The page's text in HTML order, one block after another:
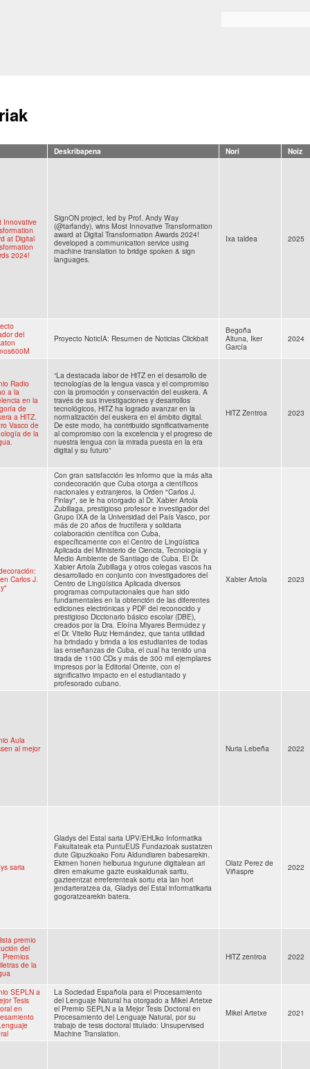
Deskribapena Nori Noiz
Innovative
at Digital
2024!
SignON project, led by Prof. Andy Way
(@tarfandy), wins Most Innovative Transformation
award at Digital Transformation Awards 2024!
developed a communication service using
machine translation to bridge spoken & sign
languages.
Ixa taldea 2025
del
Proyecto NoticIA: Resumen de Noticias Clickbait
Begoña
Altuna, Iker
García
2024
Radio
a la
en la
de
a HiTZ.
Vasco de
de la
“La destacada labor de HiTZ en el desarrollo de
tecnologías de la lengua vasca y el compromiso
con la promoción y conservación del euskera. A
través de sus investigaciones y desarrollos
tecnológicos, HiTZ ha logrado avanzar en la
normalización del euskera en el ámbito digital.
De este modo, ha contribuido significativamente
al compromiso con la excelencia y el progreso de
nuestra lengua con la mirada puesta en la era
digital y su futuro”
HiTZ Zentroa 2023
Carlos J.
Con gran satisfacción les informo que la más alta
condecoración que Cuba otorga a científicos
nacionales y extranjeros, la Orden "Carlos J.
Finlay", se le ha otorgado al Dr. Xabier Artola
Zubillaga, prestigioso profesor e investigador del
Grupo IXA de la Universidad del País Vasco, por
más de 20 años de fructífera y solidaria
colaboración científica con Cuba,
específicamente con el Centro de Lingüística
Aplicada del Ministerio de Ciencia, Tecnología y
Medio Ambiente de Santiago de Cuba. El Dr.
Xabier Artola Zubillaga y otros colegas vascos ha
desarrollado en conjunto con investigadores del
Centro de Lingüística Aplicada diversos
programas computacionales que han sido
fundamentales en la obtención de las diferentes
ediciones electrónicas y PDF del reconocido y
prestigioso Diccionario básico escolar (DBE),
creados por la Dra. Eloína Miyares Bermúdez y
el Dr. Vitelio Ruiz Hernández, que tanta utilidad
ha brindado y brinda a los estudiantes de todas
las enseñanzas de Cuba, el cual ha tenido una
tirada de 1100 CDs y más de 300 mil ejemplares
impresos por la Editorial Oriente, con el
significativo impacto en el estudiantado y
profesorado cubano.
Xabier Artola 2023
Aula
al mejor
Nuria Lebeña 2022
saria
Gladys del Estal saria UPV/EHUko Informatika
Fakultateak eta PuntuEUS Fundazioak sustatzen
dute Gipuzkoako Foru Aldundiaren babesarekin.
Ekimen honen helburua ingurune digitalean ari
diren emakume gazte euskaldunak saritu,
gazteentzat erreferenteak sortu eta lan hori
jendarteratzea da, Gladys del Estal informatikaria
gogoratzearekin batera.
Olatz Perez de
Viñaspre
2022
premio
del
Premios
de la
HiTZ zentroa 2022
SEPLN a
Tesis
en
La Sociedad Española para el Procesamiento
del Lenguaje Natural ha otorgado a Mikel Artetxe
el Premio SEPLN a la Mejor Tesis Doctoral en
Procesamiento del Lenguaje Natural, por su
trabajo de tesis doctoral titulado: Unsupervised
Machine Translation.
Mikel Artetxe 2021